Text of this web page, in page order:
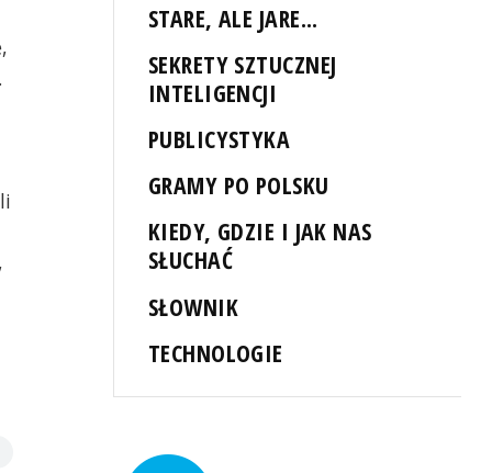
STARE, ALE JARE...
SEKRETY SZTUCZNEJ
INTELIGENCJI
PUBLICYSTYKA
GRAMY PO POLSKU
KIEDY, GDZIE I JAK NAS
SŁUCHAĆ
SŁOWNIK
TECHNOLOGIE